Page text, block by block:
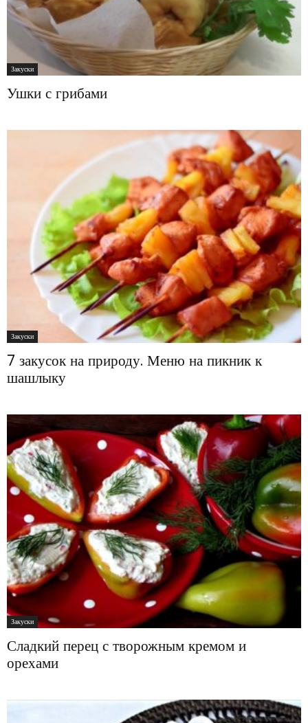
Закуски
Ушки с грибами
Закуски
7 закусок на природу. Меню на пикник к
шашлыку
Закуски
Сладкий перец с творожным кремом и
орехами